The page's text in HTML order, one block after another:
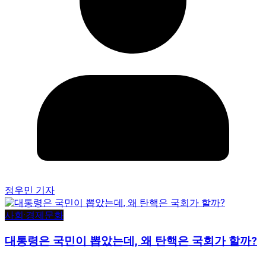
정우민 기자
사회·경제문화
대통령은 국민이 뽑았는데, 왜 탄핵은 국회가 할까?